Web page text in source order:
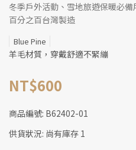
冬季戶外活動、雪地旅遊保暖必備
百分之百台灣製造
Blue Pine
羊毛材質，穿戴舒適不緊繃
NT$600
商品編號: B62402-01
供貨狀況: 尚有庫存 1